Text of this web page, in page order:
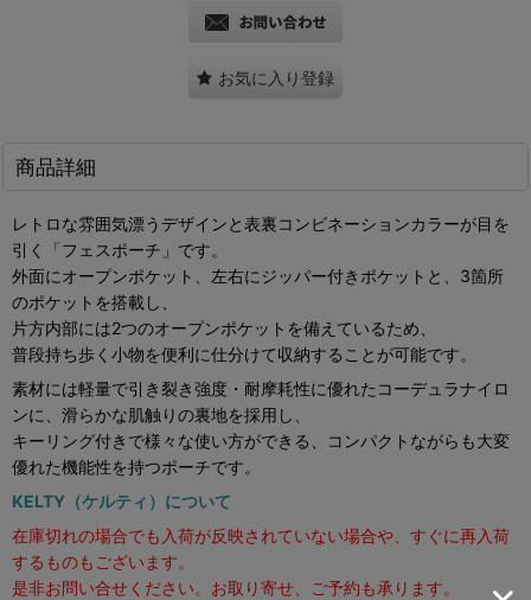
お気に入り登録
商品詳細
レトロな雰囲気漂うデザインと表裏コンビネーションカラーが目を
引く「フェスポーチ」です。
外面にオープンポケット、左右にジッパー付きポケットと、3箇所
のポケットを搭載し、
片方内部には2つのオープンポケットを備えているため、
普段持ち歩く小物を便利に仕分けて収納することが可能です。
素材には軽量で引き裂き強度・耐摩耗性に優れたコーデュラナイロ
ンに、滑らかな肌触りの裏地を採用し、
キーリング付きで様々な使い方ができる、コンパクトながらも大変
優れた機能性を持つポーチです。
KELTY（ケルティ）について
在庫切れの場合でも入荷が反映されていない場合や、すぐに再入荷
するものもございます。
是非お問い合せください。お取り寄せ、ご予約も承ります。